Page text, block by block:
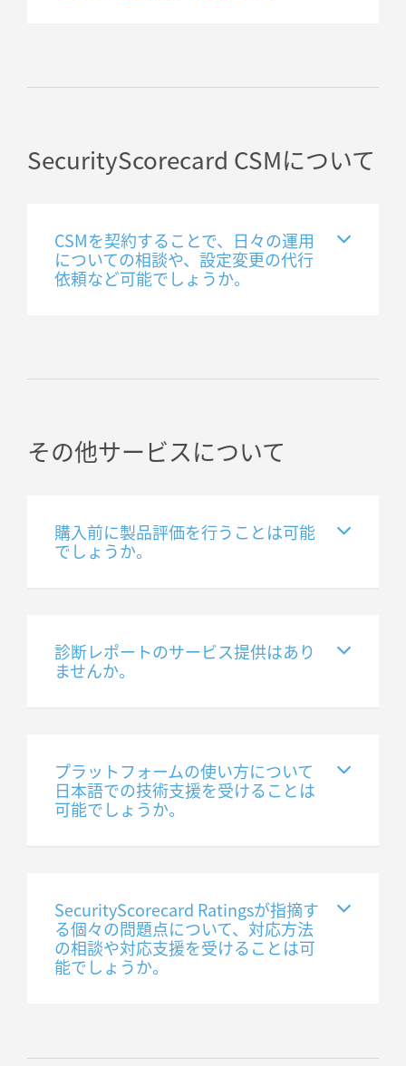
SecurityScorecard CSMについて
CSMを契約することで、日々の運用
についての相談や、設定変更の代行
依頼など可能でしょうか。
その他サービスについて
購入前に製品評価を行うことは可能
でしょうか。
診断レポートのサービス提供はあり
ませんか。
プラットフォームの使い方について
日本語での技術支援を受けることは
可能でしょうか。
SecurityScorecard Ratingsが指摘す
る個々の問題点について、対応方法
の相談や対応支援を受けることは可
能でしょうか。